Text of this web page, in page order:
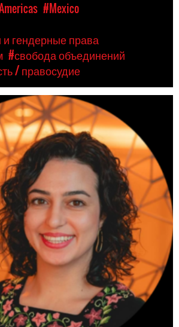
#Mexico
гендерные права
#свобода объединений
/ правосудие